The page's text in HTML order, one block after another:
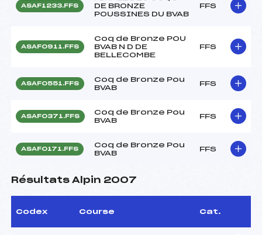
ASAF1233.FFS
DE BRONZE
POUSSINES DU BVAB
FFS
ASAF0911.FFS
Coq de Bronze POU
BVAB N D DE
BELLECOMBE
FFS
ASAF0551.FFS
Coq de Bronze Pou
BVAB
FFS
ASAF0371.FFS
Coq de Bronze Pou
BVAB
FFS
ASAF0171.FFS
Coq de Bronze Pou
BVAB
FFS
Résultats Alpin 2007
Codex Course Cat.